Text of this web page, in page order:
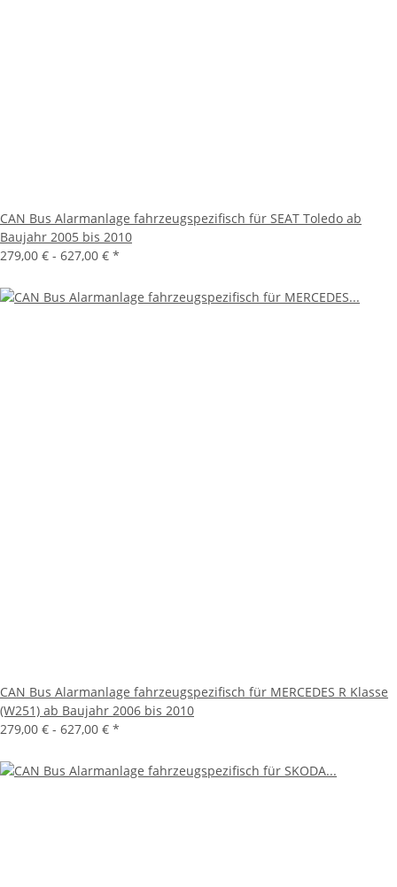
CAN Bus Alarmanlage fahrzeugspezifisch für SEAT Toledo ab
Baujahr 2005 bis 2010
279,00 € - 627,00 € *
CAN Bus Alarmanlage fahrzeugspezifisch für MERCEDES R Klasse
(W251) ab Baujahr 2006 bis 2010
279,00 € - 627,00 € *